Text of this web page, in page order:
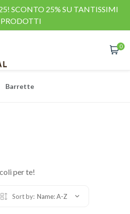
SCONTO 25% SU TANTISSIMI
PRODOTTI
0
Barrette
per te!
Sort by: Name: A-Z